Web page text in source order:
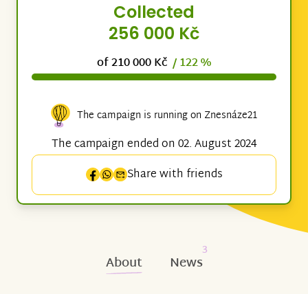
Collected
256 000 Kč
of 210 000 Kč / 122 %
The campaign is running on Znesnáze21
The campaign ended on 02. August 2024
Share with friends
About News
3